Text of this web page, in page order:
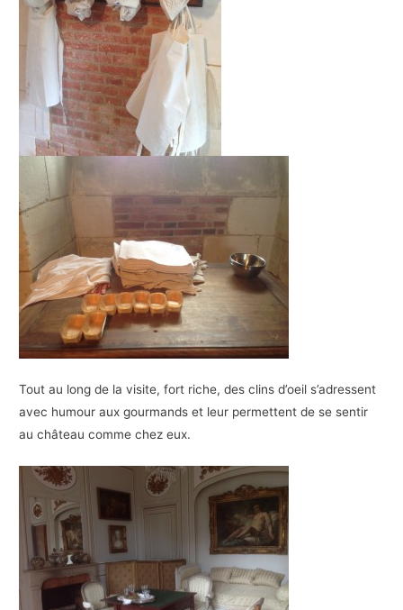
Tout au long de la visite, fort riche, des clins d’oeil s’adressent
avec humour aux gourmands et leur permettent de se sentir
au château comme chez eux.